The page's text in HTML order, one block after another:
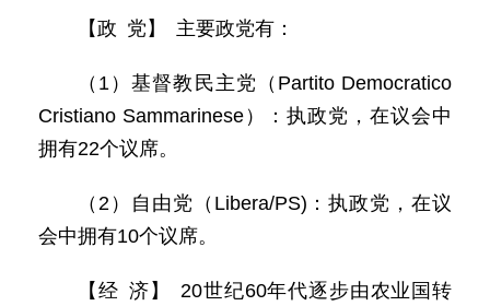
【政 党】 主要政党有：
（1）基督教民主党（Partito Democratico
Cristiano Sammarinese）：执政党，在议会中
拥有22个议席。
（2）自由党（Libera/PS)：执政党，在议
会中拥有10个议席。
【经 济】 20世纪60年代逐步由农业国转